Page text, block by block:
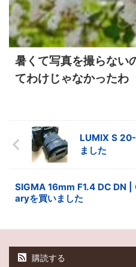
暑くて写真を撮らない
てわけじゃなかったわ
LUMIX S
ました
SIGMA 16mm F1.4 DC DN
aryを買いました
購読する